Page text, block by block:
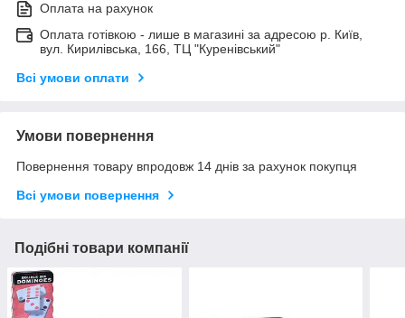
Оплата на рахунок
Оплата готівкою - лише в магазині за адресою р. Київ,
вул. Кирилівська, 166, ТЦ "Куренівський"
Всі умови оплати
Умови повернення
Повернення товару впродовж 14 днів за рахунок покупця
Всі умови повернення
Подібні товари компанії